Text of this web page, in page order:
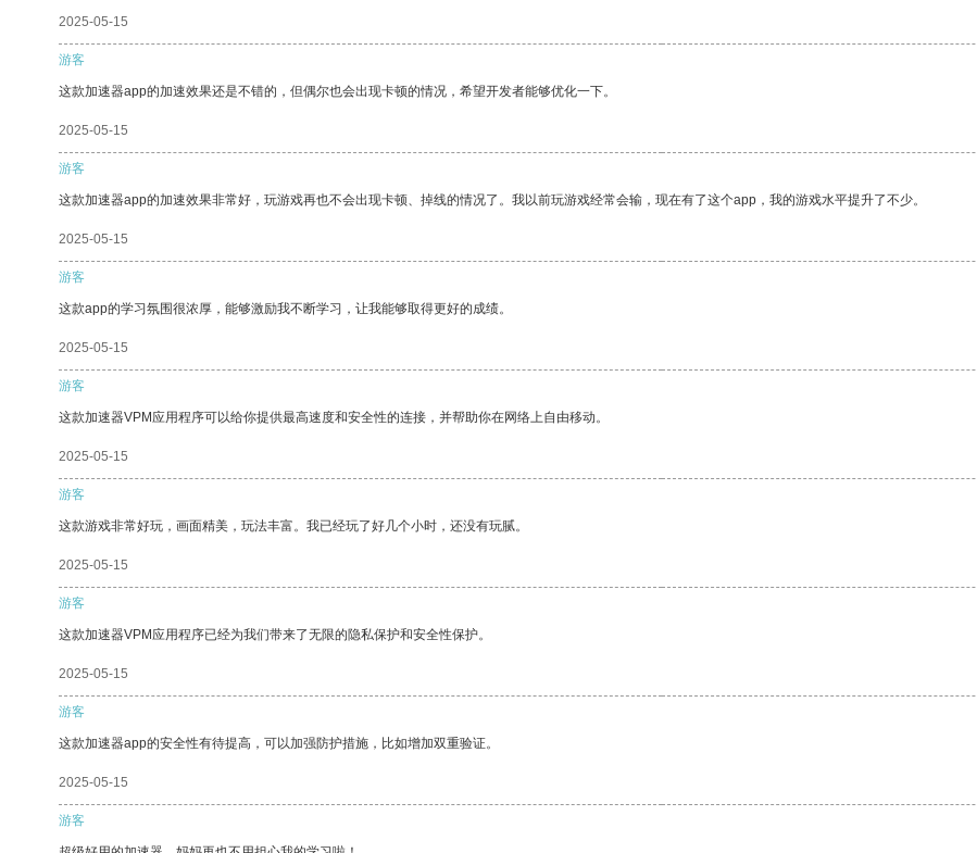
2025-05-15
游客
这款加速器app的加速效果还是不错的，但偶尔也会出现卡顿的情况，希望开发者能够优化一下。
2025-05-15
游客
这款加速器app的加速效果非常好，玩游戏再也不会出现卡顿、掉线的情况了。我以前玩游戏经常会输，现在有了这个app，我的游戏水平提升了不少。
2025-05-15
游客
这款app的学习氛围很浓厚，能够激励我不断学习，让我能够取得更好的成绩。
2025-05-15
游客
这款加速器VPM应用程序可以给你提供最高速度和安全性的连接，并帮助你在网络上自由移动。
2025-05-15
游客
这款游戏非常好玩，画面精美，玩法丰富。我已经玩了好几个小时，还没有玩腻。
2025-05-15
游客
这款加速器VPM应用程序已经为我们带来了无限的隐私保护和安全性保护。
2025-05-15
游客
这款加速器app的安全性有待提高，可以加强防护措施，比如增加双重验证。
2025-05-15
游客